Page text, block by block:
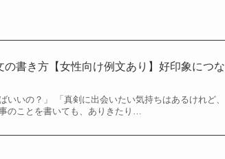
書き方【女性向け例文あり】好印象につな
いいの？」 「真剣に出会いたい気持ちはあるけれど、
のことを書いても、ありきたり…